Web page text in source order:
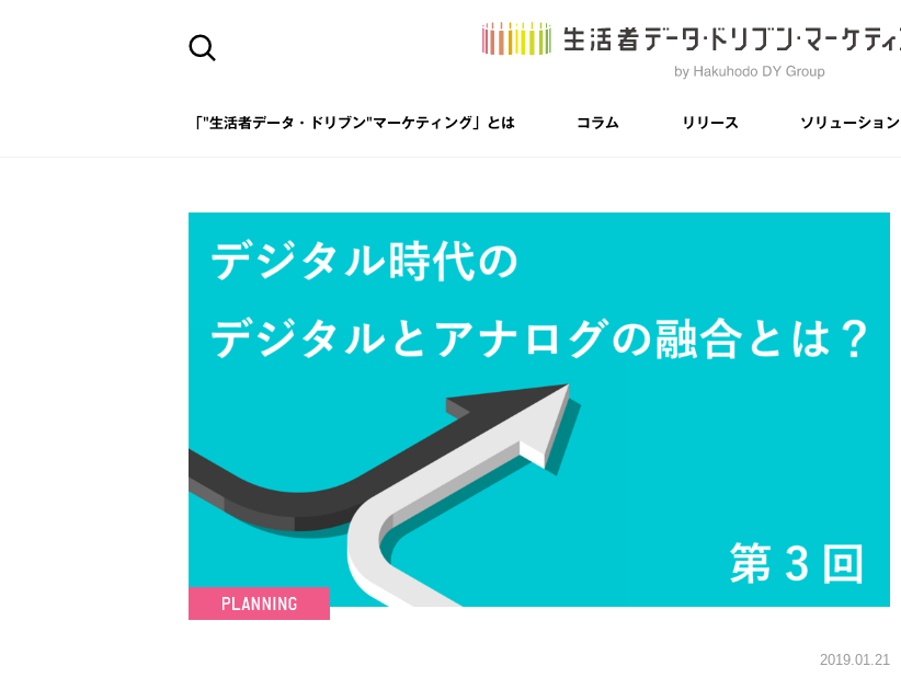
「"生活者データ・ドリブン"マーケティング」とは コラム リリース ソリューション
2019.01.21